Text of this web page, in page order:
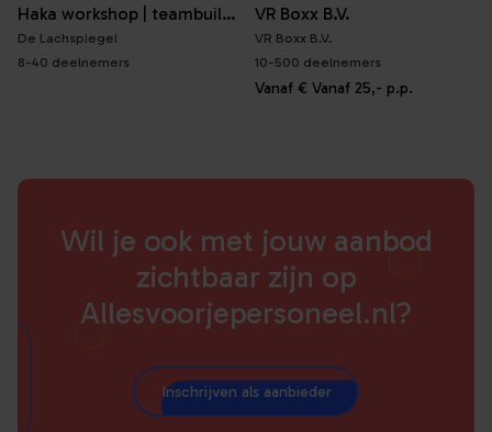
Haka workshop | teambuilding, energie en fun
De Lachspiegel
8-40 deelnemers
VR Boxx B.V.
VR Boxx B.V.
10-500 deelnemers
Vanaf € Vanaf 25,- p.p.
Wil je ook met jouw aanbod
zichtbaar zijn op
Allesvoorjepersoneel.nl?
Inschrijven als aanbieder